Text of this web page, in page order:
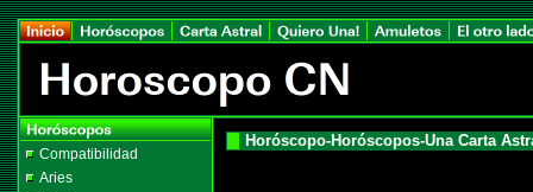
Compatibilidad
Aries
Horóscopo-Horóscopos-Una Carta